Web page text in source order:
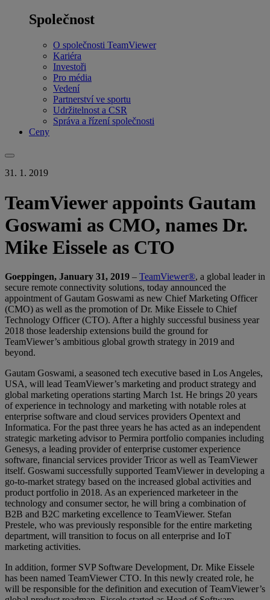
Společnost
O společnosti TeamViewer
Kariéra
Investoři
Pro média
Vedení
Partnerství ve sportu
Udržitelnost a CSR
Správa a řízení společnosti
Ceny
31. 1. 2019
TeamViewer appoints Gautam
Goswami as CMO, names Dr.
Mike Eissele as CTO
Goeppingen, January 31, 2019 – TeamViewer®, a global leader in
secure remote connectivity solutions, today announced the
appointment of Gautam Goswami as new Chief Marketing Officer
(CMO) as well as the promotion of Dr. Mike Eissele to Chief
Technology Officer (CTO). After a highly successful business year
2018 those leadership extensions build the ground for
TeamViewer’s ambitious global growth strategy in 2019 and
beyond.
Gautam Goswami, a seasoned tech executive based in Los Angeles,
USA, will lead TeamViewer’s marketing and product strategy and
global marketing operations starting March 1st. He brings 20 years
of experience in technology and marketing with notable roles at
enterprise software and cloud services providers Opentext and
Informatica. For the past three years he has acted as an independent
strategic marketing advisor to Permira portfolio companies including
Genesys, a leading provider of enterprise customer experience
software, financial services provider Tricor as well as TeamViewer
itself. Goswami successfully supported TeamViewer in developing a
go-to-market strategy based on the increased global activities and
product portfolio in 2018. As an experienced marketeer in the
technology and consumer sector, he will bring a combination of
B2B and B2C marketing excellence to TeamViewer. Stefan
Prestele, who was previously responsible for the entire marketing
department, will transition to focus on all enterprise and IoT
marketing activities.
In addition, former SVP Software Development, Dr. Mike Eissele
has been named TeamViewer CTO. In this newly created role, he
will be responsible for the definition and execution of TeamViewer’s